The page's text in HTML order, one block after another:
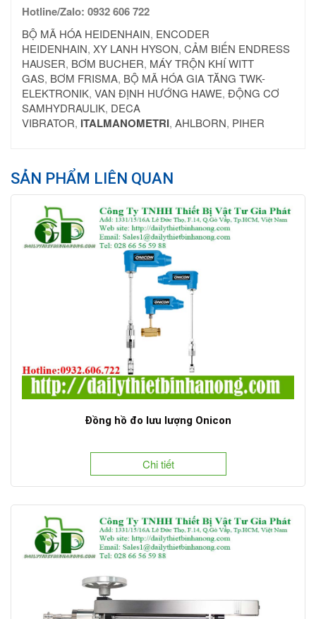
Hotline/Zalo: 0932 606 722
BỘ MÃ HÓA HEIDENHAIN, ENCODER
HEIDENHAIN, XY LANH HYSON, CẢM BIẾN ENDRESS
HAUSER, BƠM BUCHER, MÁY TRỘN KHÍ WITT
GAS, BƠM FRISMA, BỘ MÃ HÓA GIA TĂNG TWK-
ELEKTRONIK, VAN ĐỊNH HƯỚNG HAWE, ĐỘNG CƠ
SAMHYDRAULIK, DECA
VIBRATOR, ITALMANOMETRI, AHLBORN, PIHER
SẢN PHẨM LIÊN QUAN
Đồng hồ đo lưu lượng Onicon
Chi tiết